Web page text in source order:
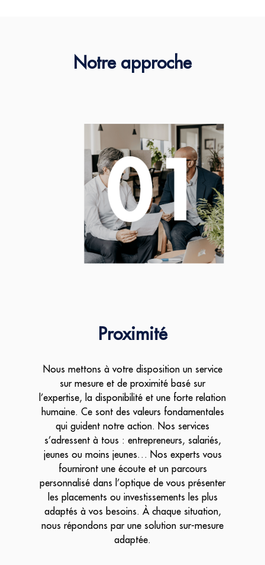
Notre approche
Proximité
Nous mettons à votre disposition un service
sur mesure et de proximité basé sur
l’expertise, la disponibilité et une forte relation
humaine. Ce sont des valeurs fondamentales
qui guident notre action. Nos services
s’adressent à tous : entrepreneurs, salariés,
jeunes ou moins jeunes… Nos experts vous
fourniront une écoute et un parcours
personnalisé dans l’optique de vous présenter
les placements ou investissements les plus
adaptés à vos besoins. À chaque situation,
nous répondons par une solution sur-mesure
adaptée.